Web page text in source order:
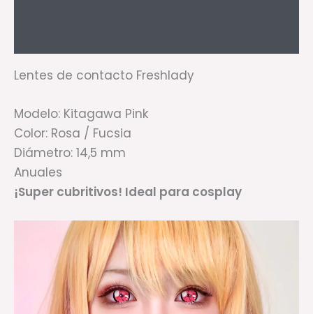
Lentes de contacto Freshlady
Modelo: Kitagawa Pink
Color: Rosa / Fucsia
Diámetro: 14,5 mm
Anuales
¡Super cubritivos! Ideal para cosplay